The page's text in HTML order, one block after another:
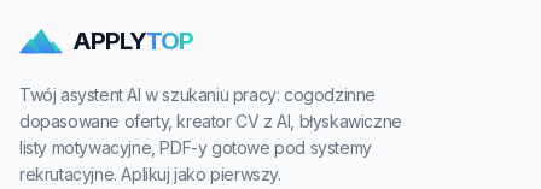
APPLYTOP
Twój asystent AI w szukaniu pracy: cogodzinne
dopasowane oferty, kreator CV z AI, błyskawiczne
listy motywacyjne, PDF-y gotowe pod systemy
rekrutacyjne. Aplikuj jako pierwszy.